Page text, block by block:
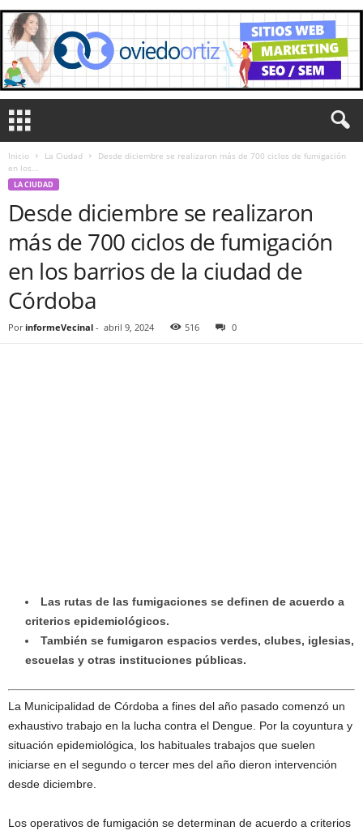
Inicio La Ciudad
Desde diciembre se realizaron más de 700 ciclos de fumigación
en los...
LA CIUDAD
Desde diciembre se realizaron
más de 700 ciclos de fumigación
en los barrios de la ciudad de
Córdoba
Por informeVecinal - abril 9, 2024 516 0
Las rutas de las fumigaciones se definen de acuerdo a
criterios epidemiológicos.
También se fumigaron espacios verdes, clubes, iglesias,
escuelas y otras instituciones públicas.
La Municipalidad de Córdoba a fines del año pasado comenzó un
exhaustivo trabajo en la lucha contra el Dengue. Por la coyuntura y
situación epidemiológica, los habituales trabajos que suelen
iniciarse en el segundo o tercer mes del año dieron intervención
desde diciembre.
Los operativos de fumigación se determinan de acuerdo a criterios